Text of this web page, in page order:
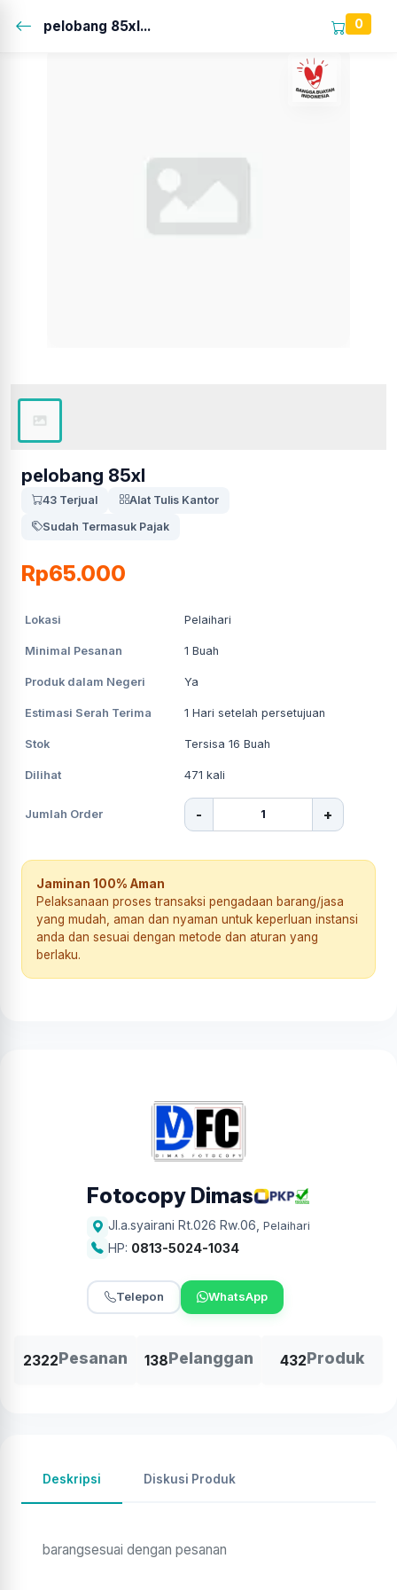
pelobang 85xl... 0
pelobang 85xl
43 Terjual
Alat Tulis Kantor
Sudah Termasuk Pajak
Rp65.000
Lokasi Pelaihari
Minimal Pesanan 1 Buah
Produk dalam Negeri Ya
Estimasi Serah Terima 1 Hari setelah persetujuan
Stok Tersisa 16 Buah
Dilihat 471 kali
Jumlah Order - +
Jaminan 100% Aman
Pelaksanaan proses transaksi pengadaan barang/jasa
yang mudah, aman dan nyaman untuk keperluan instansi
anda dan sesuai dengan metode dan aturan yang
berlaku.
Fotocopy Dimas
Jl.a.syairani Rt.026 Rw.06 Pelaihari
HP: 0813-5024-1034
Telepon WhatsApp
2322Pesanan 138Pelanggan 432Produk
Deskripsi Diskusi Produk
barangsesuai dengan pesanan